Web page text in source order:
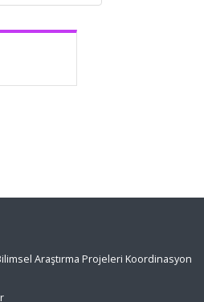
Araştırma Projeleri Koordinasyon